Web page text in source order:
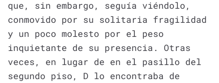
que, sin embargo, seguía viéndolo,
conmovido por su solitaria fragilidad
y un poco molesto por el peso
inquietante de su presencia. Otras
veces, en lugar de en el pasillo del
segundo piso, D lo encontraba de